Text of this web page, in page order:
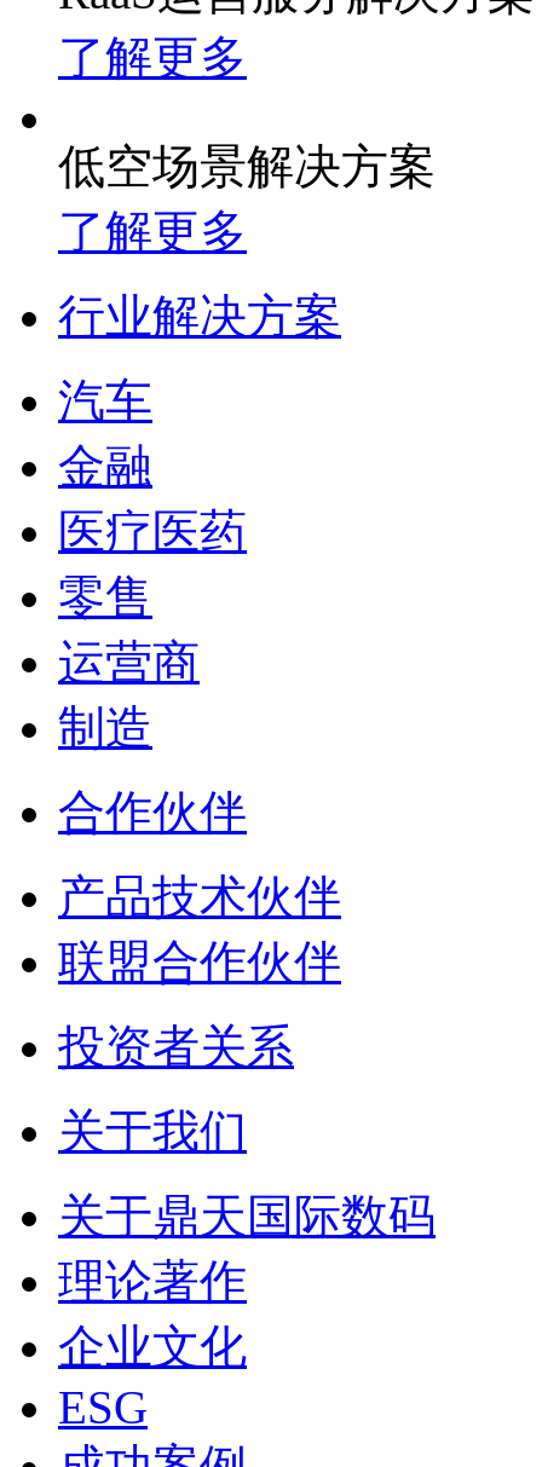
了解更多
低空场景解决方案
了解更多
行业解决方案
汽车
金融
医疗医药
零售
运营商
制造
合作伙伴
产品技术伙伴
联盟合作伙伴
投资者关系
关于我们
关于鼎天国际数码
理论著作
企业文化
ESG